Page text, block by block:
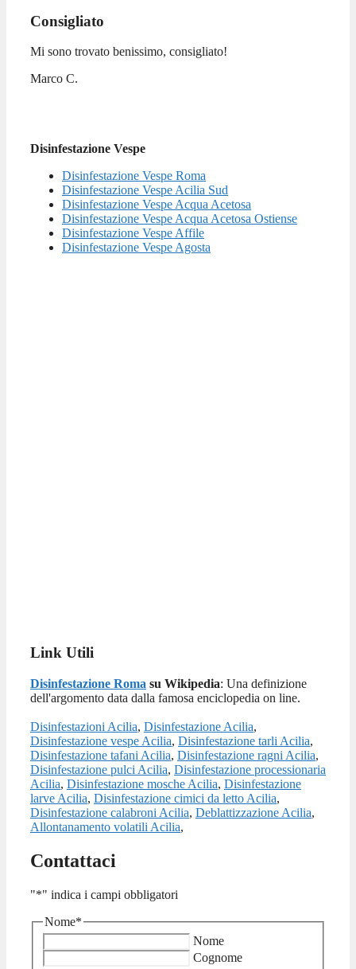
Consigliato
Mi sono trovato benissimo, consigliato!
Marco C.
Disinfestazione Vespe
Disinfestazione Vespe Roma
Disinfestazione Vespe Acilia Sud
Disinfestazione Vespe Acqua Acetosa
Disinfestazione Vespe Acqua Acetosa Ostiense
Disinfestazione Vespe Affile
Disinfestazione Vespe Agosta
Link Utili
Disinfestazione Roma su Wikipedia: Una definizione
dell'argomento data dalla famosa enciclopedia on line.
Disinfestazioni Acilia, Disinfestazione Acilia,
Disinfestazione vespe Acilia, Disinfestazione tarli Acilia,
Disinfestazione tafani Acilia, Disinfestazione ragni Acilia,
Disinfestazione pulci Acilia, Disinfestazione processionaria
Acilia, Disinfestazione mosche Acilia, Disinfestazione
larve Acilia, Disinfestazione cimici da letto Acilia,
Disinfestazione calabroni Acilia, Deblattizzazione Acilia,
Allontanamento volatili Acilia,
Contattaci
"*" indica i campi obbligatori
Nome*
Nome
Cognome